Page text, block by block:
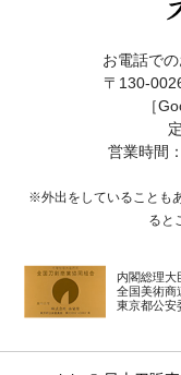
お電話で
〒130-
［
営業時間
※外出をしていることも
ると
内閣総理
全国美術
東京都公安